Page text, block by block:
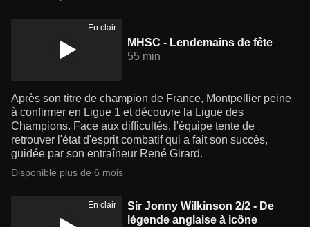
En clair
MHSC - Lendemains de fête
55 min
Après son titre de champion de France, Montpellier peine
à confirmer en Ligue 1 et découvre la Ligue des
Champions. Face aux difficultés, l'équipe tente de
retrouver l'état d'esprit combatif qui a fait son succès,
guidée par son entraîneur René Girard.
Disponible plus de 6 mois
En clair
Sir Jonny Wilkinson 2/2 - De
légende anglaise à icône